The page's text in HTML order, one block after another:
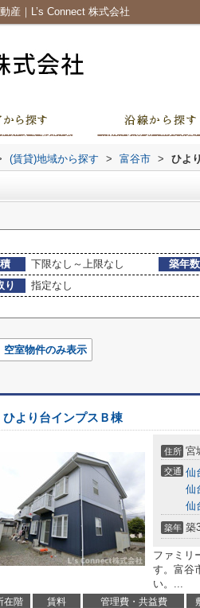
産｜L’s Connect 株式会社
(賃貸)地域から探す > 富谷市 > ひよ
下限なし～上限なし 築年数
り
指定なし
空室物件のみ表示
ひより台インプスＢ棟
住所 宮
交通 仙
仙
仙
築年 築
ファミリ
す。富谷
い。...
在階 賃料 管理費・共益費